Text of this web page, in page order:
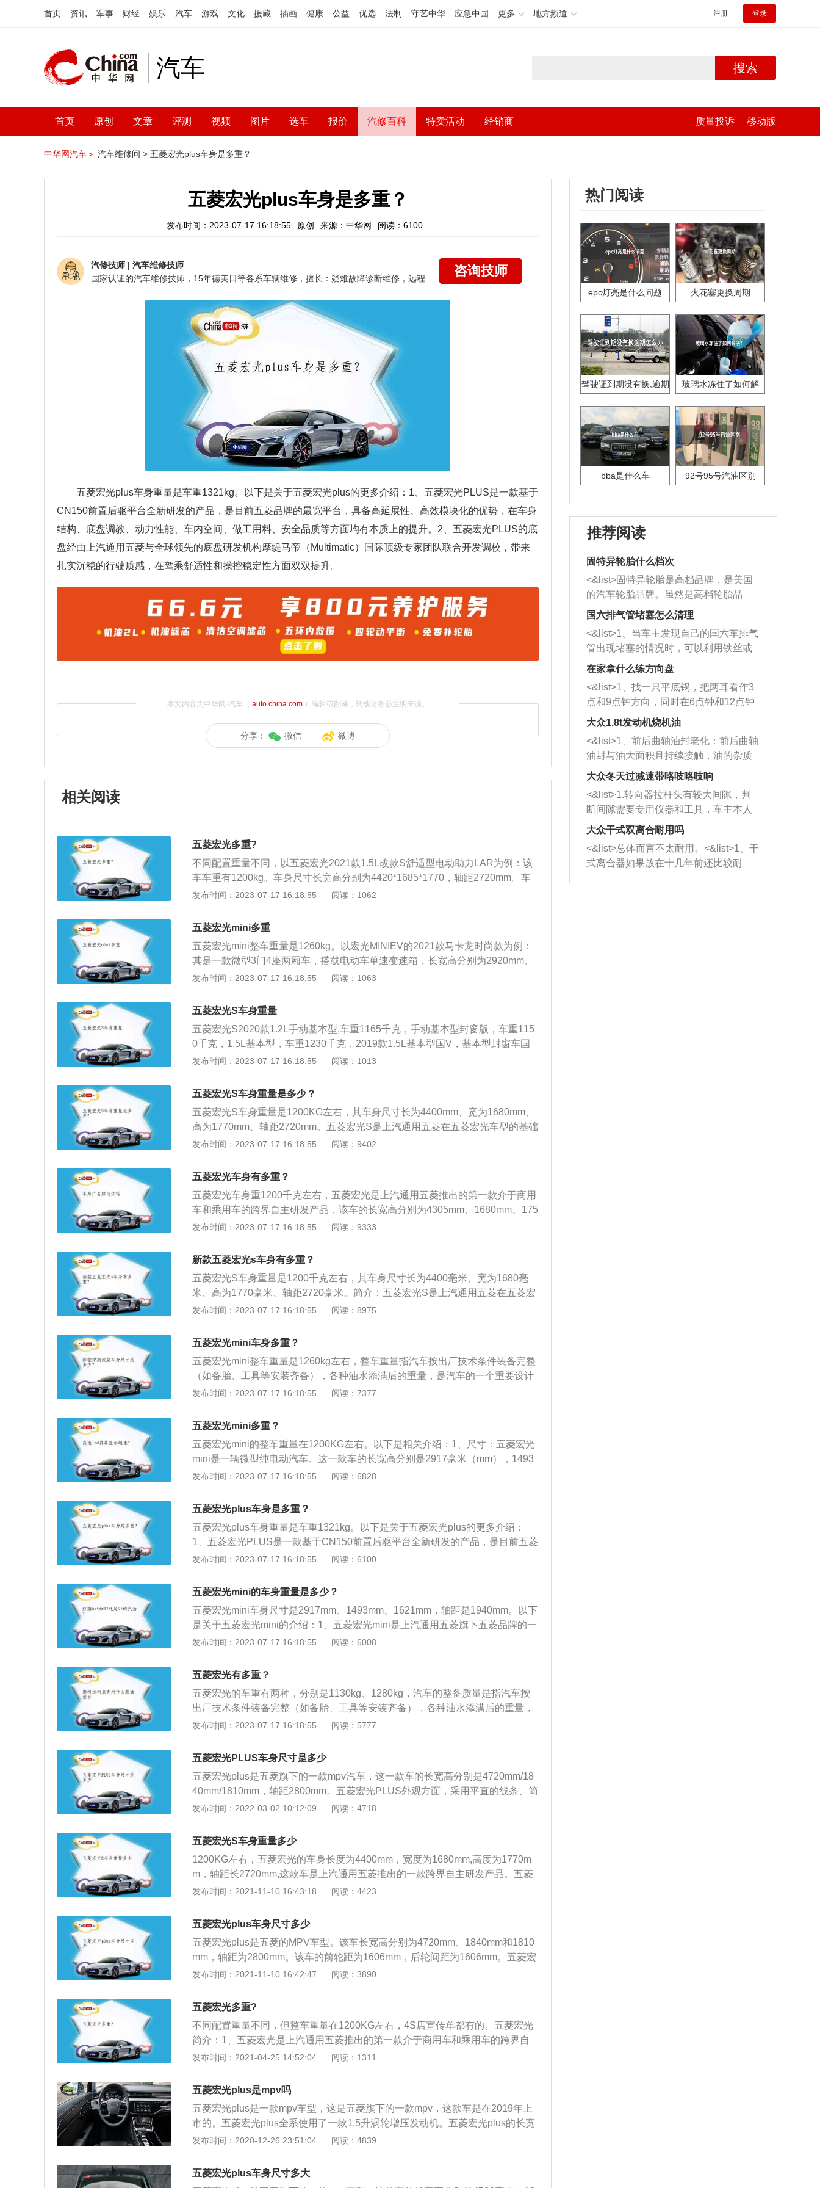
首页 资讯 军事 财经 娱乐 汽车 游戏 文化 援藏 插画 健康 公益 优选 法制 守艺中华 应急中国 更多 地方频道 注册 登录
汽车 搜索
首页 原创 文章 评测 视频 图片 选车 报价 汽修百科 特卖活动 经销商 质量投诉 移动版
中华网汽车＞ 汽车维修间 > 五菱宏光plus车身是多重？
五菱宏光plus车身是多重？
发布时间：2023-07-17 16:18:55 原创 来源：中华网 阅读：6100
汽修技师 | 汽车维修技师
咨询技师
五菱宏光plus车身重量是车重1321kg。以下是关于五菱宏光plus的更多介绍：1、五菱宏光PLUS是一款基于
CN150前置后驱平台全新研发的产品，是目前五菱品牌的最宽平台，具备高延展性、高效模块化的优势，在车身
结构、底盘调教、动力性能、车内空间、做工用料、安全品质等方面均有本质上的提升。2、五菱宏光PLUS的底
盘经由上汽通用五菱与全球领先的底盘研发机构摩缇马帝（Multimatic）国际顶级专家团队联合开发调校，带来
扎实沉稳的行驶质感，在驾乘舒适性和操控稳定性方面双双提升。
本文内容为中华网·汽车（ auto.china.com）编辑或翻译，转载请务必注明来源。
分享： 微信 微博
相关阅读
五菱宏光多重?
不同配置重量不同，以五菱宏光2021款1.5L改款S舒适型电动助力LAR为例：该
车车重有1200kg。车身尺寸长宽高分别为4420*1685*1770，轴距2720mm。车
身线条更流畅、尾部造型更饱满。五菱宏光是上汽通用五菱推出的第一款介于商
的宽敞驾乘空间。五菱宏光在动力性和经济性的完美平衡，以及在操控性和安全
设计、精致内饰、强有力的跨级动力。小巧、精细、实用是业内人士对五菱宏光
的一致评价。
发布时间：2023-07-17 16:18:55 阅读：1062
五菱宏光mini多重
五菱宏光mini整车重量是1260kg。以宏光MINIEV的2021款马卡龙时尚款为例：
其是一款微型3门4座两厢车，搭载电动车单速变速箱，长宽高分别为2920mm、
1493mm、1621mm，轴距为1940mm，最高车速达到每小时100千米。宏光MINI
驱动方式为后置后驱，轮胎规格为145/70R12。以下是关于五菱宏光的更多资
研发产品，以流畅的外形设计，多样化、实用性的宽敞驾乘空间，动力性和经济
性的完美平衡，以及在操控性和安全性上的实力表现，颠覆了对商务车的传统印
象。2、五菱宏光以其小排量、巧妙设计、精致内饰、强有力的跨级动力。3、在
菱宏光的一致评价。
发布时间：2023-07-17 16:18:55 阅读：1063
五菱宏光S车身重量
五菱宏光S2020款1.2L手动基本型,车重1165千克，手动基本型封窗版，车重115
0千克，1.5L基本型，车重1230千克，2019款1.5L基本型国V，基本型封窗车国
Ⅵ，车重1215千克，1.5L基本型国Ⅵ，车重1230千克。五菱宏光S在动力性和经
通用五菱在五菱宏光车型的基础上推出的一款介于商用车和乘用车的跨界自主研
发产品，以流畅的外形设计，多样化、实用性的宽敞驾乘空间。五菱宏光S的车
身没有任何哗众取宠的设计，正体现了一款商务车型应有的稳重。流线型的车身
设计更是成就了仅为0.36的风阻系数，不但有利于降低油耗，而且还能有效降低
行驶中的噪音，从而提高车内的乘坐舒适度。车身顶部配置的大尺寸车顶行李
够有效减少行驶中的紊流，并提供适当的下压力，侧面的跃动腰线和契型裙线，
使得车身侧面更有层次感，而且线条更为流畅。安全配置方面，五菱宏光S以更
高级别车型为标杆，配备有ABS+EBD、双安全气囊、限力式安全带、LED高位
未关报警装置、带电子防盗系统和自动寻车功能的遥控钥匙等丰富的安全配置，
式后悬架，传动系统采用前置后驱模式，前后轴载荷质量分配为45:55，整车重心
位置合理，四个车轮的抓地力相对均衡，上坡时更显得游刃有余。
发布时间：2023-07-17 16:18:55 阅读：1013
五菱宏光S车身重量是多少？
五菱宏光S车身重量是1200KG左右，其车身尺寸长为4400mm、宽为1680mm、
高为1770mm、轴距2720mm。五菱宏光S是上汽通用五菱在五菱宏光车型的基础
上推出的一款介于商用车和乘用车的跨界自主研发产品。五菱宏光S采用吸震效
菱宏光S以更高级别车型为标杆，配备有ABS加EBD、双安全气囊、限力式安全
能、大灯或车门未关报警装置、带电子防盗系统、自动寻车功能的遥控钥匙等。
发布时间：2023-07-17 16:18:55 阅读：9402
五菱宏光车身有多重？
五菱宏光车身重1200千克左右，五菱宏光是上汽通用五菱推出的第一款介于商用
车和乘用车的跨界自主研发产品，该车的长宽高分别为4305mm、1680mm、175
0mm，轴距为2720mm。安全配置方面，这款车配备了双安全气囊、限力式安全
系统和自动寻车功能的遥控钥匙等。外观方面，这款车采用时下非常流行的双U
时也继承了通用车系的某些特征。
发布时间：2023-07-17 16:18:55 阅读：9333
新款五菱宏光s车身有多重？
五菱宏光S车身重量是1200千克左右，其车身尺寸长为4400毫米、宽为1680毫
米、高为1770毫米、轴距2720毫米。简介：五菱宏光S是上汽通用五菱在五菱宏
光车型的基础上推出的一款介于商用车和乘用车的跨界自主研发产品。五菱宏光
配置：五菱宏光S以更高级别车型为标杆，配备有ABS加EBD、双安全气囊、限
动落锁功能、大灯或车门未关报警装置、带电子防盗系统、自动寻车功能的遥控
钥匙等。
发布时间：2023-07-17 16:18:55 阅读：8975
五菱宏光mini车身多重？
五菱宏光mini整车重量是1260kg左右，整车重量指汽车按出厂技术条件装备完整
（如备胎、工具等安装齐备），各种油水添满后的重量，是汽车的一个重要设计
指标，该指标既要先进又要切实可行。更多相关资料如下：1.车身尺寸：五菱宏
2920mm、1493mm、1621mm。2.配置：五菱宏光miniEV2021款马卡龙时尚款
发布时间：2023-07-17 16:18:55 阅读：7377
五菱宏光mini多重？
五菱宏光mini的整车重量在1200KG左右。以下是相关介绍：1、尺寸：五菱宏光
mini是一辆微型纯电动汽车。这一款车的长宽高分别是2917毫米（mm），1493
毫米（mm），1621毫米（mm），轴距为1940毫米（mm）。2、车型：五菱宏
轮驱动。3、动力：五菱宏光mini的电动机最大功率是20kw，最大扭矩为85牛
米。这一款车使用的是锂离子电池，大部分电动汽车基本都会使用锂电池，锂电
池的能量密度更高，重量更轻。4、悬架：五菱宏光mini的前悬架使用的是麦弗逊
独立悬架，后悬架使用的是多连杆非独立悬架。
发布时间：2023-07-17 16:18:55 阅读：6828
五菱宏光plus车身是多重？
五菱宏光plus车身重量是车重1321kg。以下是关于五菱宏光plus的更多介绍：
1、五菱宏光PLUS是一款基于CN150前置后驱平台全新研发的产品，是目前五菱
品牌的最宽平台，具备高延展性、高效模块化的优势，在车身结构、底盘调教、
宏光PLUS的底盘经由上汽通用五菱与全球领先的底盘研发机构摩缇马帝（Multi
matic）国际顶级专家团队联合开发调校，带来扎实沉稳的行驶质感，在驾乘舒适
性和操控稳定性方面双双提升。
发布时间：2023-07-17 16:18:55 阅读：6100
五菱宏光mini的车身重量是多少？
五菱宏光mini车身尺寸是2917mm、1493mm、1621mm，轴距是1940mm。以下
是关于五菱宏光mini的介绍：1、五菱宏光mini是上汽通用五菱旗下五菱品牌的一
款四座新能源车，定位为代步车。2、五菱宏光mini采用双门设计，营造出可爱的
式进气口以及两侧大灯组，辨识度较高。3、五菱宏光mini前排座椅支持前后滑动
势，后排座椅还支持翻折功能。
发布时间：2023-07-17 16:18:55 阅读：6008
五菱宏光有多重？
五菱宏光的车重有两种，分别是1130kg、1280kg，汽车的整备质量是指汽车按
出厂技术条件装备完整（如备胎、工具等安装齐备），各种油水添满后的重量，
是汽车的一个重要设计指标。五菱宏光是上汽通用五菱推出的一款车，长宽高分
吸气发动机，最大功率分别是63kw、82kw，匹配5挡手动变速箱。
发布时间：2023-07-17 16:18:55 阅读：5777
五菱宏光PLUS车身尺寸是多少
五菱宏光plus是五菱旗下的一款mpv汽车，这一款车的长宽高分别是4720mm/18
40mm/1810mm，轴距2800mm。五菱宏光PLUS外观方面，采用平直的线条、简
单的几何形状，鼎字形进气格栅，简约大气，全系配备卤素远近光灯，飞翼式带
箱，最大马力为147PS，最大扭矩为250N·m，最高车速为170km/h，工信部综合
油耗为7.3L/100km。底盘转向方面，采用前置后驱的驱动方式，前麦弗逊式独立
悬挂加后螺旋弹簧五连杆式非独立悬挂组合。
发布时间：2022-03-02 10:12:09 阅读：4718
五菱宏光S车身重量多少
1200KG左右，五菱宏光的车身长度为4400mm，宽度为1680mm,高度为1770m
m，轴距长2720mm,这款车是上汽通用五菱推出的一款跨界自主研发产品。五菱
宏光s是在五菱宏光的基础上推出的一款介于商用车和乘用车之间的车型，既能够
形设计流畅，性能更加实用与多样化，内部空间宽敞。在安全配置上，五菱宏光
采用了全方面多样化的配置，在同价位车型中水平领先，配备了ABS+EBD系
统、LED高位刹车灯、儿童锁、自动落锁、车门报警功能、自动寻车功能、电子
防盗系统等等。而在汽车性能上，使用了五连杆摆臂式后悬架，吸震效果很强
大，另外将车辆质量改变为45:55的比例，使得车辆重心均衡，四轮抓地力也得到
发布时间：2021-11-10 16:43:18 阅读：4423
五菱宏光plus车身尺寸多少
五菱宏光plus是五菱的MPV车型。该车长宽高分别为4720mm、1840mm和1810
mm，轴距为2800mm。该车的前轮距为1606mm，后轮间距为1606mm。五菱宏
光plus系统采用1.5升涡轮增压发动机。五菱宏光plus的1.5升涡轮增压发动机代号
时最大扭矩，在5200rpm转每分钟时输出最大功率。发动机还配备了DVVT技
配备自动变速器的系统都能提供这种车辆。五菱宏光升级版没有自动停车功能。
五菱宏光plus前悬挂采用麦弗逊独立悬架，后悬挂采用钢板弹簧独立悬架。麦弗
逊悬架是一种常见的独立悬架，应用广泛。悬挂结构简单，占用空间较小。麦弗
一款前置发动机后轮驱动车型，而后置驱动也可以提高车辆的承载能力。
发布时间：2021-11-10 16:42:47 阅读：3890
五菱宏光多重?
不同配置重量不同，但整车重量在1200KG左右，4S店宣传单都有的。五菱宏光
简介：1、五菱宏光是上汽通用五菱推出的第一款介于商用车和乘用车的跨界自
主研发产品，以流畅的外形设计，多样化、实用性的宽敞驾乘空间，动力性和经
传统印象；2、五菱宏光以其小排量、巧妙设计、精致内饰、强有力的跨级动
力，以及4.48～6.68万元的绝对诱人的售价；3、在大块头云集的商务车市场开创
了一片新天地。\"小巧、精细、实用\"是业内人士对五菱宏光的一致评价。
发布时间：2021-04-25 14:52:04 阅读：1311
五菱宏光plus是mpv吗
五菱宏光plus是一款mpv车型，这是五菱旗下的一款mpv，这款车是在2019年上
市的。五菱宏光plus全系使用了一款1.5升涡轮增压发动机。五菱宏光plus的长宽
高分别是4720毫米，1840毫米，1810毫米，轴距为2800毫米。五菱宏光plus的
从2200转开始输出最大扭矩，并且能够持续到3400转每分钟。这款发动机可以在
5200转每分钟时输出最大功率。这款发动机搭载了dvvt技术和多点电喷技术，并
发布时间：2020-12-26 23:51:04 阅读：4839
五菱宏光plus车身尺寸多大
热门阅读
epc灯亮是什么问题 火花塞更换周期
驾驶证到期没有换,逾期
玻璃水冻住了如何解
bba是什么车 92号95号汽油区别
推荐阅读
固特异轮胎什么档次
<&list>固特异轮胎是高档品牌，是美国
的汽车轮胎品牌。虽然是高档轮胎品
牌，但是中高低端的轮胎都有生产，这
也是为了更好的开拓市场。
国六排气管堵塞怎么清理
<&list>1、当车主发现自己的国六车排气
管出现堵塞的情况时，可以利用铁丝或
者是细棍，直接将杂物给取出来，如果
堵塞情况比较严重，也可以采取应急措
施。 <&list>2、直接利用木棍将所有的
杂物推到排气管里面的位置处，然后将
三元催化器拆解开，就可以将堵塞的东
西取出来。但如果是因为积碳过多引起
的堵塞，就需要将三元催化器泡在草酸
洗剂对堵塞的情况得到解决，将清洗剂
放在燃油箱中，与燃油混合后，车辆启
动时，就可以和汽油一起进入到燃烧
室，最后形成废气排出，就可以让三元
催化器得到清洗，排气管堵塞的情况就
能够得到解决。
在家拿什么练方向盘
<&list>1、找一只平底锅，把两耳看作3
点和9点钟方向，同时在6点钟和12点钟
方向做一个标记。 <&list>2、双手握住
一圈半的练习，往右同样也要打相同的
圈数。 <&list>3、最后强调要反复练
习，这样就可以形成肌肉记忆，在真实
驾驶车辆时，不需要记忆也能打好方
向。
大众1.8t发动机烧机油
<&list>1、前后曲轴油封老化：前后曲轴
油封与油大面积且持续接触，油的杂质
和发动机内持续温度变化使其密封效果
逐渐减弱，导致渗油或漏油。<&list>2、
活塞间隙过大：积碳会使活塞环与缸体
的间隙扩大，导致机油流入燃烧室中，
造成烧机油。<&list>3、机油粘度。使用
机油粘度过小的话，同样会有烧机油现
象，机油粘度过小具有很好的流动性，
大众冬天过减速带咯吱咯吱响
<&list>1.转向器拉杆头有较大间隙，判
断间隙需要专用仪器和工具，车主本人
无法制作，需要将车辆送到修理厂或4s
店；<&list>2.车辆半轴套管防尘罩破
裂，破裂后会出现漏油现象，使半轴磨
损严重，磨损的半轴容易损坏，产生异
响；<&list>3.稳定器的转向胶套和球头
大众干式双离合耐用吗
<&list>总体而言不太耐用。<&list>1、干
式离合器如果放在十几年前还比较耐